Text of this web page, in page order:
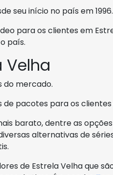
seu início no país em 1996.
para os clientes em
país.
Velha
do mercado.
de pacotes para os
barato, dentre as
alternativas de
de Estrela Velha que